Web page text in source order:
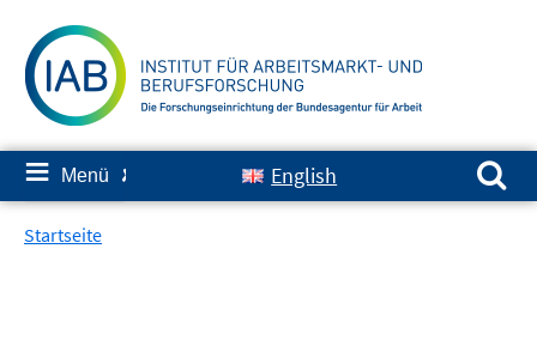
zum
Inhalt
≡ Menü ✘ English
Suchen nach:
Startseite